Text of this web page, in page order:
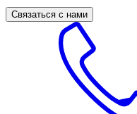
Связаться с нами